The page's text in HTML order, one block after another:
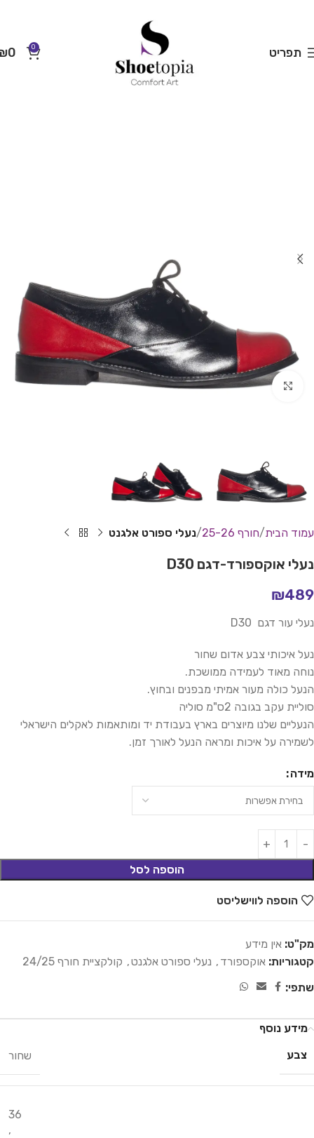
תפריט 0
0
Click to enlarge
עמוד הבית חורף 25-26 נעלי ספורט אלגנט
נעלי אוקספורד-דגם D30
₪489
נעלי עור דגם D30
נעל איכותי צבע אדום שחור
נוחה מאוד לעמידה ממושכת.
הנעל כולה מעור אמיתי מבפנים ובחוץ.
סוליית עקב בגובה 2ס"מ סוליה
הנעליים שלנו מיוצרים בארץ בעבודת יד ומותאמות לאקלים הישראלי
לשמירה על איכות ומראה הנעל לאורך זמן.
מידה
הוספה לסל
הוספה לווישליסט
מק"ט: אין מידע
קטגוריות: אוקספורד , נעלי ספורט אלגנט, קולקציית חורף 24/25
שתפי:
מידע נוסף
צבע
שחור
36
,